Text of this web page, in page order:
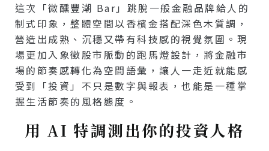
這次「微醺豐潮 Bar」跳脫一般金融品牌給人的
制式印象，整體空間以香檳金搭配深色木質調，
營造出成熟、沉穩又帶有科技感的視覺氛圍。現
場更加入象徵股市脈動的跑馬燈設計，將金融市
場的節奏感轉化為空間語彙，讓人一走近就能感
受到「投資」不只是數字與報表，也能是一種掌
握生活節奏的風格態度。
用 AI 特調測出你的投資人格